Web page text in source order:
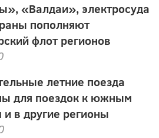
«Валдаи», электросуда
пополняют
флот регионов
летние поезда
для поездок к южным
и в другие регионы